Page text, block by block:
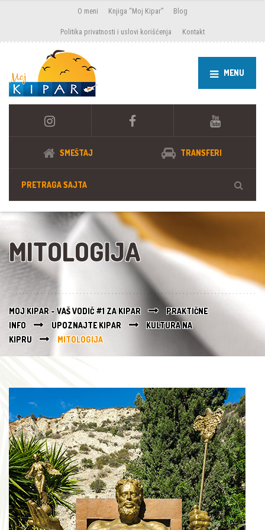
O meni Knjiga “Moj Kipar” Blog
Politika privatnosti i uslovi korišćenja Kontakt
MENU
SMEŠTAJ TRANSFERI
MITOLOGIJA
MOJ KIPAR - VAŠ VODIČ #1 ZA KIPAR
PRAKTIČNE
INFO
UPOZNAJTE KIPAR
KULTURA NA
KIPRU
MITOLOGIJA